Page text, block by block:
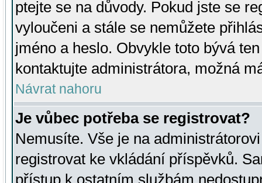
ptejte se na důvody. Pokud jste se
vyloučeni a stále se nemůžete
jméno a heslo. Obvykle toto bývá
kontaktujte administrátora, možná
Návrat nahoru
Je vůbec potřeba se registrovat?
Nemusíte. Vše je na
registrovat ke vkládání příspěvků.
přístup k ostatním službám